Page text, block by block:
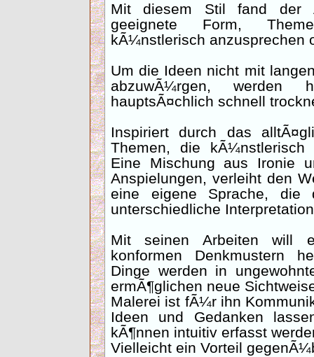
Mit diesem Stil fand der
geeignete Form,
kÃ¼nstlerisch anzusprechen
Um die Ideen nicht mit
abzuwÃ¼rgen,
hauptsÃ¤chlich schnell
Inspiriert durch das
Themen, die kÃ¼nstlerisch
Eine Mischung aus Ironie
Anspielungen, verleiht den
eine eigene Sprache, die
unterschiedliche
Mit seinen Arbeiten will
konformen Denkmustern
Dinge werden in
ermÃ¶glichen neue
Malerei ist fÃ¼r ihn
Ideen und Gedanken
kÃ¶nnen intuitiv erfasst
Vielleicht ein Vorteil